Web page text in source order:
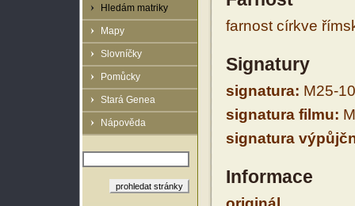
Hledám matriky
Mapy
Slovníčky
Pomůcky
Stará Genea
Nápověda
farnost církve
Signatury
signatura: M25-
signatura filmu:
signatura
Informace